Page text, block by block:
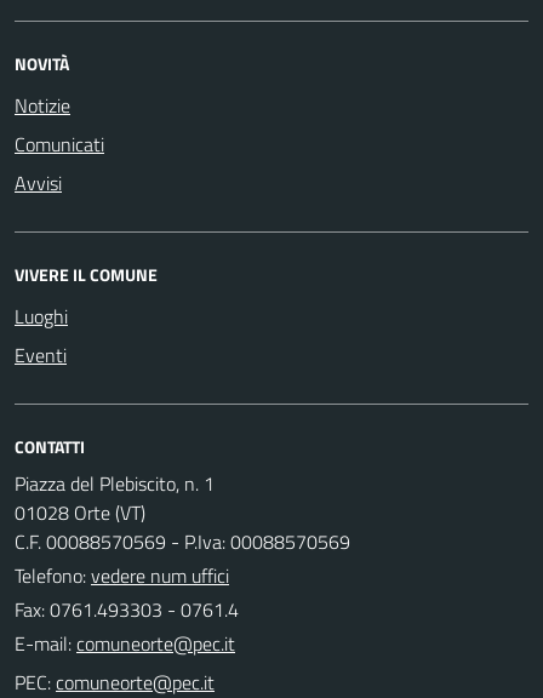
NOVITÀ
Notizie
Comunicati
Avvisi
VIVERE IL COMUNE
Luoghi
Eventi
CONTATTI
Piazza del Plebiscito, n. 1
01028 Orte (VT)
C.F. 00088570569 - P.Iva: 00088570569
Telefono:vedere num uffici
Fax: 0761.493303 - 0761.4
E-mail:
PEC: